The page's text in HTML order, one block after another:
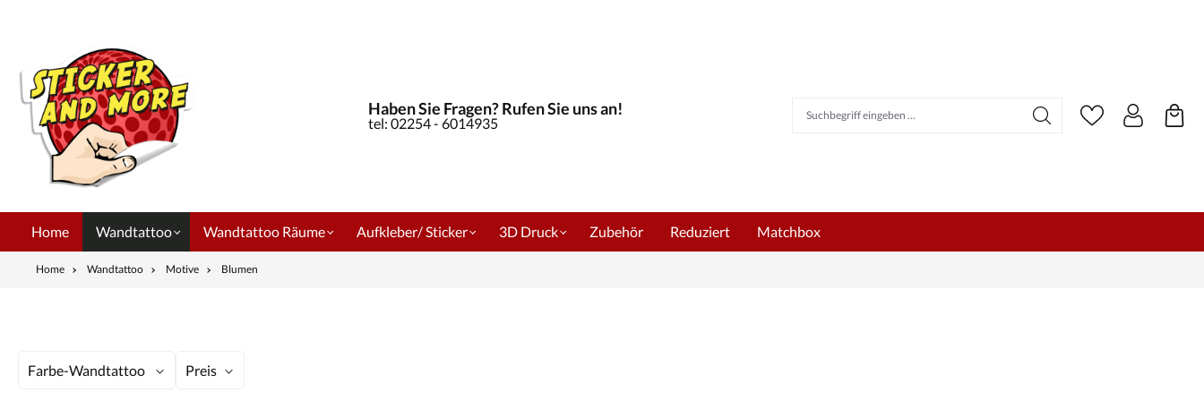
Haben Sie Fragen? Rufen Sie uns an!
tel: 02254 - 6014935
Home Wandtattoo Wandtattoo Räume Aufkleber/ Sticker 3D Druck Zubehör Reduziert Matchbox
Home Wandtattoo Motive Blumen
Farbe-Wandtattoo Preis